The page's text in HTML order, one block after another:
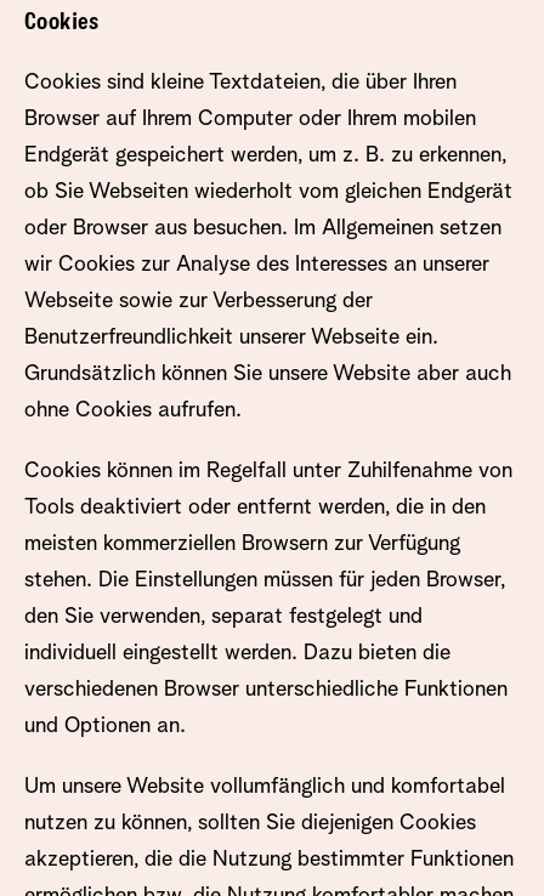
Cookies
Cookies sind kleine Textdateien, die über Ihren
Browser auf Ihrem Computer oder Ihrem mobilen
Endgerät gespeichert werden, um z. B. zu erkennen,
ob Sie Webseiten wiederholt vom gleichen Endgerät
oder Browser aus besuchen. Im Allgemeinen setzen
wir Cookies zur Analyse des Interesses an unserer
Webseite sowie zur Verbesserung der
Benutzerfreundlichkeit unserer Webseite ein.
Grundsätzlich können Sie unsere Website aber auch
ohne Cookies aufrufen.
Cookies können im Regelfall unter Zuhilfenahme von
Tools deaktiviert oder entfernt werden, die in den
meisten kommerziellen Browsern zur Verfügung
stehen. Die Einstellungen müssen für jeden Browser,
den Sie verwenden, separat festgelegt und
individuell eingestellt werden. Dazu bieten die
verschiedenen Browser unterschiedliche Funktionen
und Optionen an.
Um unsere Website vollumfänglich und komfortabel
nutzen zu können, sollten Sie diejenigen Cookies
akzeptieren, die die Nutzung bestimmter Funktionen